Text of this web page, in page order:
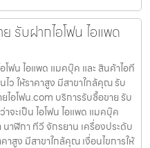
รับฝากไอโฟน ไอแพด
ฟน ไอแพด แมคบุ๊ค และ สินค้าไอที
ไว ให้ราคาสูง มีสาขาใกล้คุณ รับ
ไอโฟน.com บริการรับซื้อขาย รับ
จะเป็น ไอโฟน ไอแพด แมคบุ๊ค
าฬิกา ทีวี จักรยาน เครื่องประดับ
คาสูง มีสาขาใกล้คุณ เงื่อนไขการให้